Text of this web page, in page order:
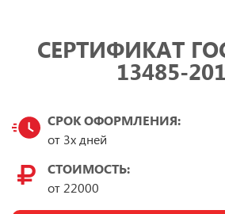
СЕРТИФИКАТ
13485-
СРОК ОФОРМЛЕНИЯ:
от 3х дней
СТОИМОСТЬ:
от22000